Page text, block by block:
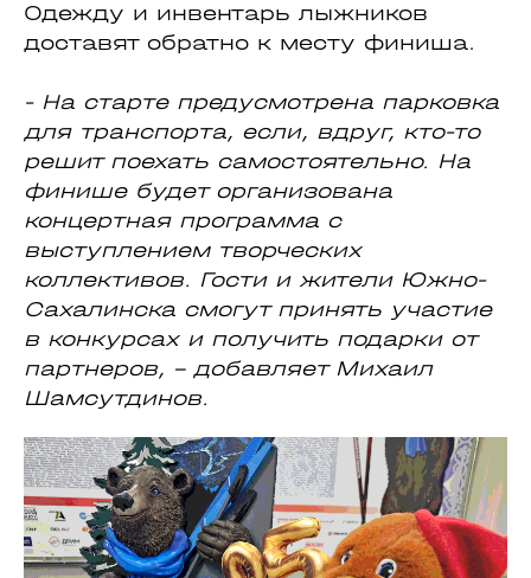
Одежду и инвентарь лыжников
доставят обратно к месту финиша.
- На старте предусмотрена парковка
для транспорта, если, вдруг, кто-то
решит поехать самостоятельно. На
финише будет организована
концертная программа с
выступлением творческих
коллективов. Гости и жители Южно-
Сахалинска смогут принять участие
в конкурсах и получить подарки от
партнеров, - добавляет Михаил
Шамсутдинов.